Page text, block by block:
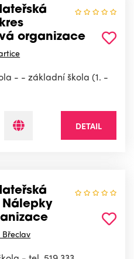
organizace
- - základní škola (1. -
DETAIL
Nálepky
Břeclav